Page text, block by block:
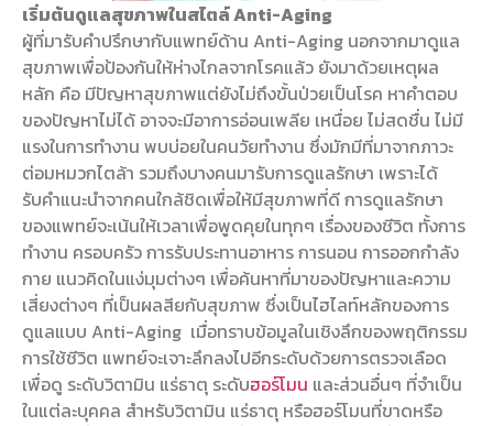
เริ่มต้นดูแลสุขภาพในสไตล์ Anti-Aging
ผู้ที่มารับคำปรึกษากับแพทย์ด้าน Anti-Aging นอกจากมาดูแล
สุขภาพเพื่อป้องกันให้ห่างไกลจากโรคแล้ว ยังมาด้วยเหตุผล
หลัก คือ มีปัญหาสุขภาพแต่ยังไม่ถึงขั้นป่วยเป็นโรค หาคำตอบ
ของปัญหาไม่ได้ อาจจะมีอาการอ่อนเพลีย เหนื่อย ไม่สดชื่น ไม่มี
แรงในการทำงาน พบบ่อยในคนวัยทำงาน ซึ่งมักมีที่มาจากภาวะ
ต่อมหมวกไตล้า รวมถึงบางคนมารับการดูแลรักษา เพราะได้
รับคำแนะนำจากคนใกล้ชิดเพื่อให้มีสุขภาพที่ดี การดูแลรักษา
ของแพทย์จะเน้นให้เวลาเพื่อพูดคุยในทุกๆ เรื่องของชีวิต ทั้งการ
ทำงาน ครอบครัว การรับประทานอาหาร การนอน การออกกำลัง
กาย แนวคิดในแง่มุมต่างๆ เพื่อค้นหาที่มาของปัญหาและความ
เสี่ยงต่างๆ ที่เป็นผลสียกับสุขภาพ ซึ่งเป็นไฮไลท์หลักของการ
ดูแลแบบ Anti-Aging เมื่อทราบข้อมูลในเชิงลึกของพฤติกรรม
การใช้ชีวิต แพทย์จะเจาะลึกลงไปอีกระดับด้วยการตรวจเลือด
เพื่อดู ระดับวิตามิน แร่ธาตุ ระดับฮอร์โมน และส่วนอื่นๆ ที่จำเป็น
ในแต่ละบุคคล สำหรับวิตามิน แร่ธาตุ หรือฮอร์โมนที่ขาดหรือ